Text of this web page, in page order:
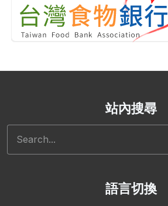
站內搜尋
語言切換